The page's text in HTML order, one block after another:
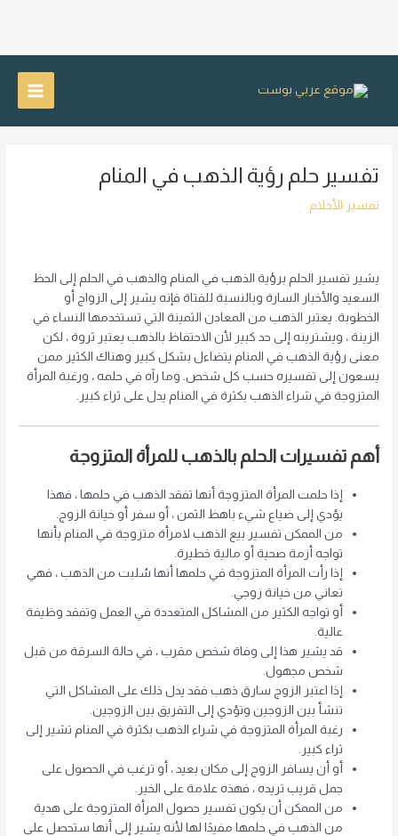
Main
تفسير حلم رؤية الذهب في المنام
تفسير الأحلام
يشير تفسير الحلم برؤية الذهب في المنام والذهب في الحلم إلى الحظ
السعيد والأخبار السارة وبالنسبة للفتاة فإنه يشير إلى الزواج أو
الخطوبة. يعتبر الذهب من المعادن الثمينة التي تستخدمها النساء في
الزينة ، ويشترينه إلى حد كبير لأن الاحتفاظ بالذهب يعتبر ثروة ، لكن
معنى رؤية الذهب في المنام يتضاءل بشكل كبير وهناك الكثير ممن
يسعون إلى تفسيره حسب كل شخص. وما رآه في حلمه ، ورغبة المرأة
المتزوجة في شراء الذهب بكثرة في المنام يدل على ثراء كبير.
أهم تفسيرات الحلم بالذهب للمرأة المتزوجة
إذا حلمت المرأة المتزوجة أنها تفقد الذهب في حلمها ، فهذا
يؤدي إلى ضياع شيء باهظ الثمن ، أو سفر أو خيانة الزوج.
من الممكن تفسير بيع الذهب لامرأة متزوجة في المنام بأنها
تواجه أزمة صحية أو مالية خطيرة.
إذا رأت المرأة المتزوجة في حلمها أنها سُلبت من الذهب ، فهي
تعاني من خيانة زوجي.
أو تواجه الكثير من المشاكل المتعددة في العمل وتفقد وظيفة
عالية.
قد يشير هذا إلى وفاة شخص مقرب ، في حالة السرقة من قبل
شخص مجهول.
إذا اعتبر الزوج سارق ذهب فقد يدل ذلك على المشاكل التي
تنشأ بين الزوجين وتؤدي إلى التفريق بين الزوجين.
رغبة المرأة المتزوجة في شراء الذهب بكثرة في المنام تشير إلى
ثراء كبير.
أو أن يسافر الزوج إلى مكان بعيد ، أو ترغب في الحصول على
جمل قريب تريده ، فهذه علامة على الخير.
من الممكن أن يكون تفسير حصول المرأة المتزوجة على هدية
من الذهب في حلمها مفيدًا لها لأنه يشير إلى أنها ستحصل على